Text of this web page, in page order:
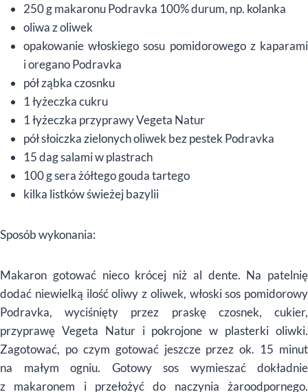
250 g makaronu Podravka 100% durum, np. kolanka
oliwa z oliwek
opakowanie włoskiego sosu pomidorowego z kaparami
i oregano Podravka
pół ząbka czosnku
1 łyżeczka cukru
1 łyżeczka przyprawy Vegeta Natur
pół słoiczka zielonych oliwek bez pestek Podravka
15 dag salami w plastrach
100 g sera żółtego gouda tartego
kilka listków świeżej bazylii
Sposób wykonania:
Makaron gotować nieco krócej niż al dente. Na patelnię
dodać niewielką ilość oliwy z oliwek, włoski sos pomidorowy
Podravka, wyciśnięty przez praskę czosnek, cukier,
przyprawę Vegeta Natur i pokrojone w plasterki oliwki.
Zagotować, po czym gotować jeszcze przez ok. 15 minut
na małym ogniu. Gotowy sos wymieszać dokładnie
z makaronem i przełożyć do naczynia żaroodpornego.